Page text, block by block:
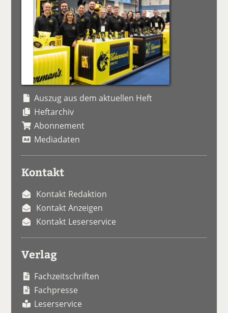
Auszug aus dem aktuellen Heft
Heftarchiv
Abonnement
Mediadaten
Kontakt
Kontakt Redaktion
Kontakt Anzeigen
Kontakt Leserservice
Verlag
Fachzeitschriften
Fachpresse
Leserservice